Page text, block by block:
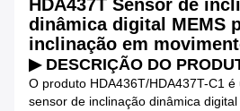
HDA437T Sensor de
dinâmica digital MEMS
inclinação em
▶ DESCRIÇÃO DO
O produto HDA436T/HDA437T-C1
sensor de inclinação dinâmica